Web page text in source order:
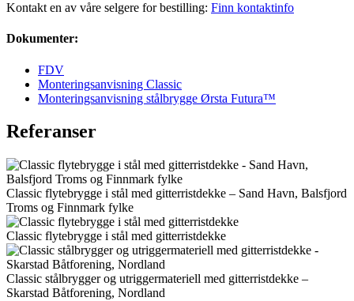
Kontakt en av våre selgere for bestilling: Finn kontaktinfo
Dokumenter:
FDV
Monteringsanvisning Classic
Monteringsanvisning stålbrygge Ørsta Futura™
Referanser
Classic flytebrygge i stål med gitterristdekke – Sand Havn, Balsfjord
Troms og Finnmark fylke
Classic flytebrygge i stål med gitterristdekke
Classic stålbrygger og utriggermateriell med gitterristdekke –
Skarstad Båtforening, Nordland